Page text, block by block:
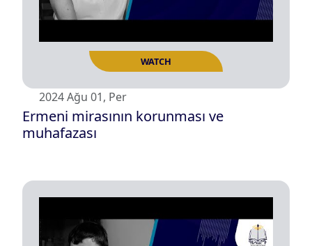
2024 Ağu 01, Per
Ermeni mirasının korunması ve
muhafazası